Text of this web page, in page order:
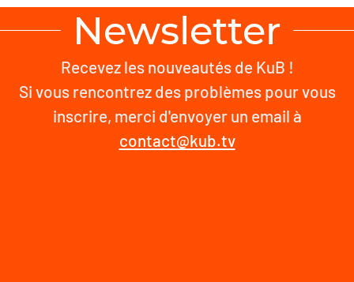
Newsletter
Recevez les nouveautés de KuB !
Si vous rencontrez des problèmes pour vous
inscrire, merci d'envoyer un email à
contact@kub.tv